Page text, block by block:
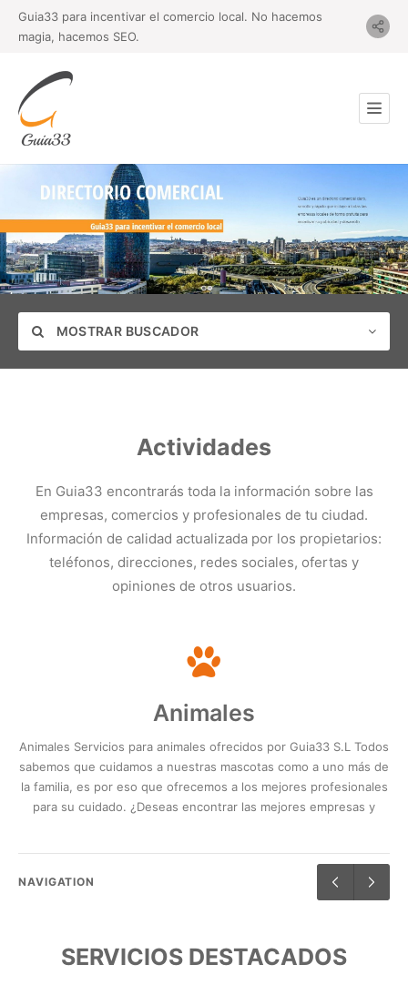
Guia33 para incentivar el comercio local. No hacemos
magia, hacemos SEO.
MOSTRAR BUSCADOR
Ubicación
Actividades
En Guia33 encontrarás toda la información sobre las
empresas, comercios y profesionales de tu ciudad.
Información de calidad actualizada por los propietarios:
teléfonos, direcciones, redes sociales, ofertas y
opiniones de otros usuarios.
Animales
Animales Servicios para animales ofrecidos por Guia33 S.L Todos
sabemos que cuidamos a nuestras mascotas como a uno más de
la familia, es por eso que ofrecemos a los mejores profesionales
para su cuidado. ¿Deseas encontrar las mejores empresas y
NAVIGATION
SERVICIOS DESTACADOS